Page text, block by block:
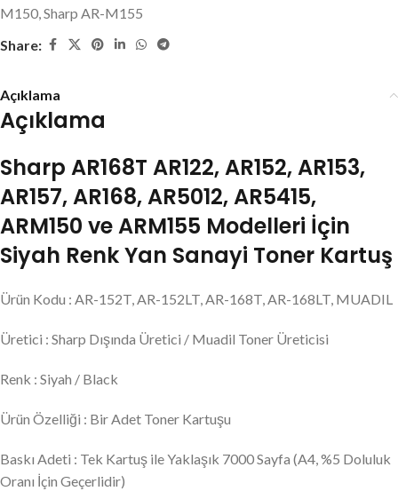
M150,Sharp AR-M155
Share:
Açıklama
Açıklama
Sharp AR168T AR122, AR152, AR153,
AR157, AR168, AR5012, AR5415,
ARM150 ve ARM155 Modelleri İçin
Siyah Renk Yan Sanayi Toner Kartuş
Ürün Kodu : AR-152T, AR-152LT, AR-168T, AR-168LT, MUADIL
Üretici : Sharp Dışında Üretici / Muadil Toner Üreticisi
Renk : Siyah / Black
Ürün Özelliği : Bir Adet Toner Kartuşu
Baskı Adeti : Tek Kartuş ile Yaklaşık 7000 Sayfa (A4, %5 Doluluk
Oranı İçin Geçerlidir)